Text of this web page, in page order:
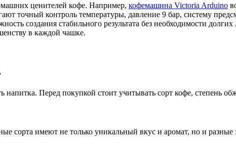
ценителей кофе. Например, кофемашина Victoria Arduino
точный контроль температуры, давление 9 бар, систему
создания стабильного результата без необходимости
в каждой чашке.
напитка. Перед покупкой стоит учитывать сорт кофе, степень
сорта имеют не только уникальный вкус и аромат, но и разные